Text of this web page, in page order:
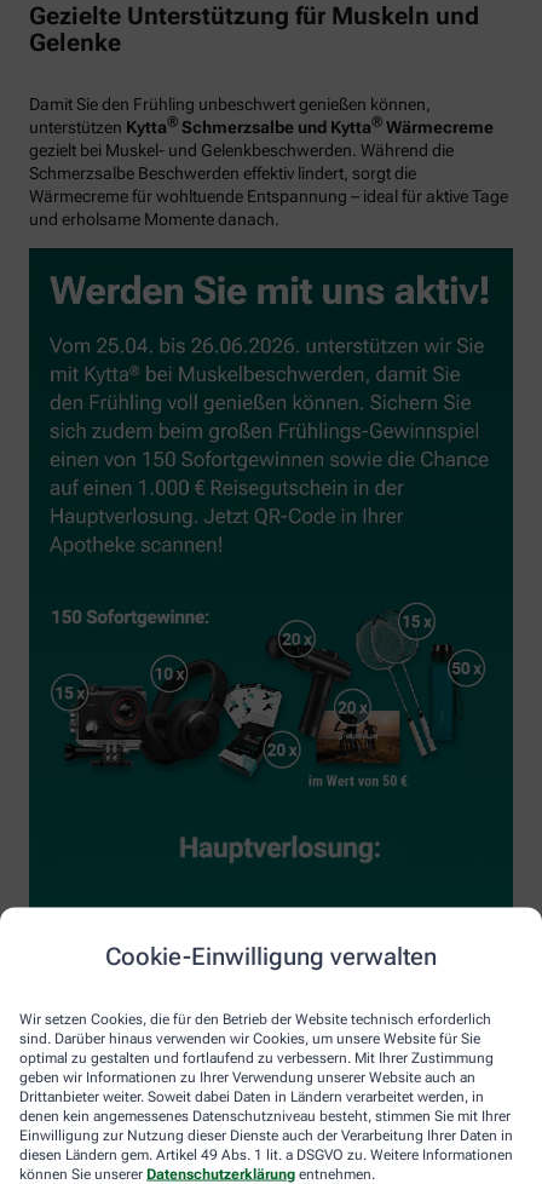
Cookie-Einwilligung verwalten
Wir setzen Cookies, die für den Betrieb der Website technisch erforderlich
sind. Darüber hinaus verwenden wir Cookies, um unsere Website für Sie
optimal zu gestalten und fortlaufend zu verbessern. Mit Ihrer Zustimmung
geben wir Informationen zu Ihrer Verwendung unserer Website auch an
Drittanbieter weiter. Soweit dabei Daten in Ländern verarbeitet werden, in
denen kein angemessenes Datenschutzniveau besteht, stimmen Sie mit Ihrer
Einwilligung zur Nutzung dieser Dienste auch der Verarbeitung Ihrer Daten in
diesen Ländern gem. Artikel 49 Abs. 1 lit. a DSGVO zu. Weitere Informationen
können Sie unserer Datenschutzerklärung entnehmen.
Gezielte Unterstützung für Muskeln und
Gelenke
Damit Sie den Frühling unbeschwert genießen können,
unterstützen Kytta® Schmerzsalbe und Kytta® Wärmecreme
gezielt bei Muskel- und Gelenkbeschwerden. Während die
Schmerzsalbe Beschwerden effektiv lindert, sorgt die
Wärmecreme für wohltuende Entspannung – ideal für aktive Tage
und erholsame Momente danach.